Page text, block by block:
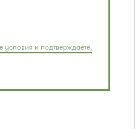
условия и подтверждаете,